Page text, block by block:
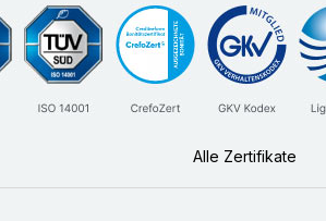
Alle Zertifikate